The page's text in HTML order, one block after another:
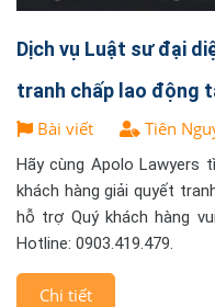
Dịch vụ Luật sư đại
tranh chấp lao động
Bài viết Tiên
Hãy cùng Apolo Lawyers
khách hàng giải quyết
hỗ trợ Quý khách hàng
Hotline: 0903.419.479.
Chi tiết